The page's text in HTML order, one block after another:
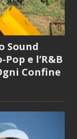
Sound
Pop e l’R&B
Confine